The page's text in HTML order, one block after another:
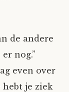
de andere
nog.”
even over
hebt je ziek